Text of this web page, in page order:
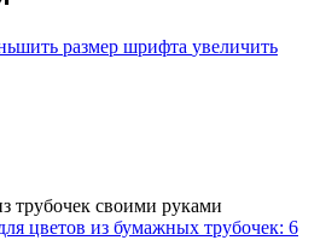
размер шрифта увеличить
трубочек своими руками
цветов из бумажных трубочек: 6